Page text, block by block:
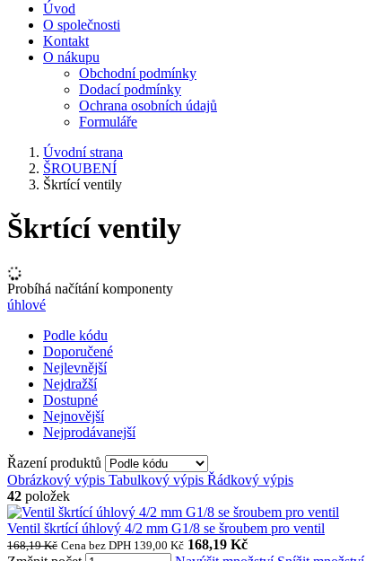
Úvod
O společnosti
Kontakt
O nákupu
Obchodní podmínky
Dodací podmínky
Ochrana osobních údajů
Formuláře
Úvodní strana
ŠROUBENÍ
Škrtící ventily
Škrtící ventily
Probíhá načítání komponenty
úhlové
Podle kódu
Doporučené
Nejlevnější
Nejdražší
Dostupné
Nejnovější
Nejprodávanejší
Řazení produktů
Obrázkový výpis Tabulkový výpis Řádkový výpis
42 položek
Ventil škrtící úhlový 4/2 mm G1/8 se šroubem pro ventil
168,19 Kč Cena bez DPH 139,00 Kč 168,19 Kč